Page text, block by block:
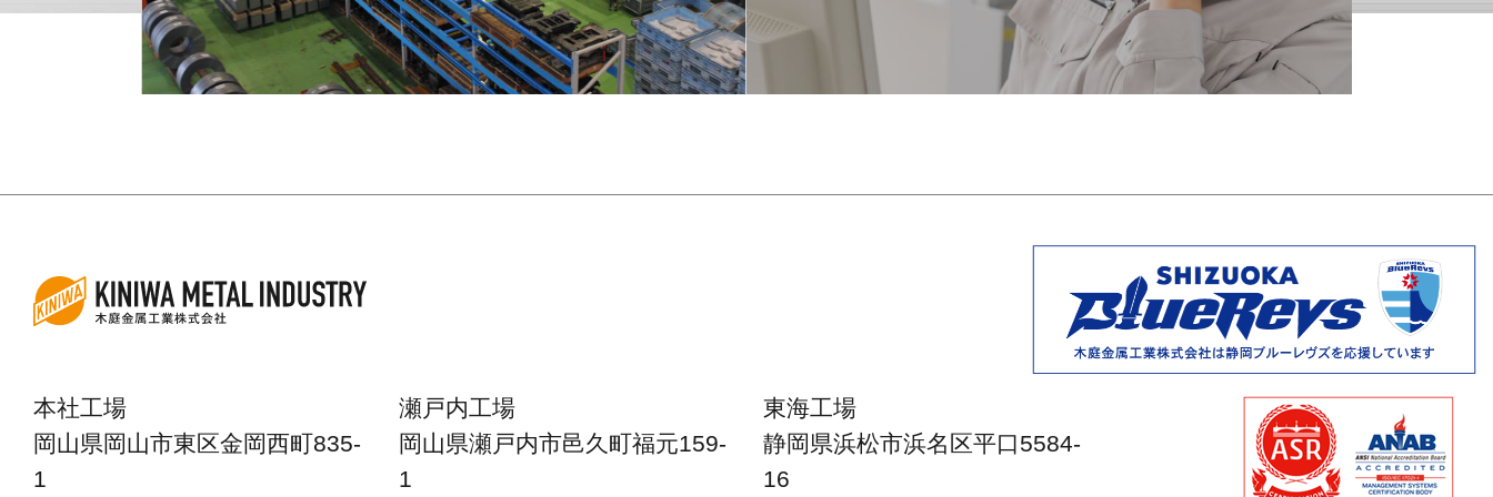
本社工場
岡山県岡山市東区金岡西町835-
1
瀬戸内工場
岡山県瀬戸内市邑久町福元159-
1
東海工場
静岡県浜松市浜名区平口5584-
16